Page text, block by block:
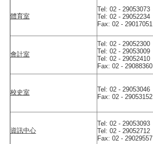
體育室
Tel: 02 - 29053073
Tel: 02 - 29052234
Fax: 02 - 29017051
會計室
Tel: 02 - 29052300
Tel: 02 - 29053009
Tel: 02 - 29052410
Fax: 02 - 29088360
校史室
Tel: 02 - 29053046
Fax: 02 - 29053152
資訊中心
Tel: 02 - 29053093
Tel: 02 - 29052712
Fax: 02 - 29029557